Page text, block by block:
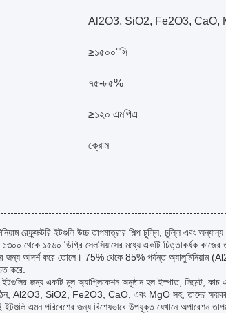
Al2O3, SiO2, Fe2O3, CaO,
≥১৫০০°সি
৭৫-৮৫%
≥১২০ এমপিএ
ক্রোম
রেফ্র্যাক্টরি ইটগুলি উচ্চ তাপমাত্রার শিল্প চুল্লি, চুল্লি এবং
থেকে ১৫৬০ ডিগ্রি সেলসিয়াসের মধ্যে একটি চিত্তাকর্ষক কাজের
জন্য আদর্শ করে তোলে। 75% থেকে 85% পর্যন্ত অ্যালুমিনিয়াম
করে.
ইটগুলির জন্য একটি মূল অ্যাপ্লিকেশন অনুষ্ঠান হল ইস্পাত, সিমেন্ট,
গঠন, Al2O3, SiO2, Fe2O3, CaO, এবং MgO সহ, তাদের
এমন পরিবেশের জন্য বিশেষভাবে উপযুক্ত যেখানে অপারেশন